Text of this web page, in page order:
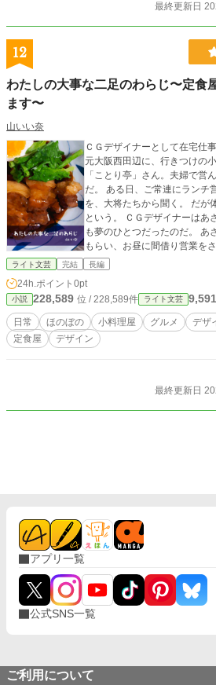
最終更新日
12
わたしの大事な二足のわらじ〜定食
ます〜
山いい奈
ＣＧデザイナーとして在宅仕
元大阪西田辺に、行きつけの
「ことり亭」さん。夫婦で営
だ。 ある日、ご常連にランチ
を、大将たちから聞く。 だが
という。 ＣＧデザイナーはあ
も夢のひとつだったのだ。 あ
もらい、お昼に間借り営業を
して、あさひの二足のわらじ
ライト文芸 完結 長編
24h.ポイント 0pt
小説 228,589 位 / 228,589件 ライト文芸 9,591
日常 ほのぼの 小料理屋 グルメ デザ
定食屋
デザイン
最終更新日
アプリ一覧
公式SNS一覧
ご利用について